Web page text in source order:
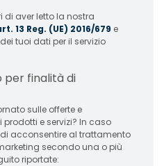
aver letto la nostra
13 Reg. (UE) 2016/679 e
tuoi dati per il servizio
per finalità di
sulle offerte e
e servizi? In caso
acconsentire al trattamento
secondo una o più
riportate: